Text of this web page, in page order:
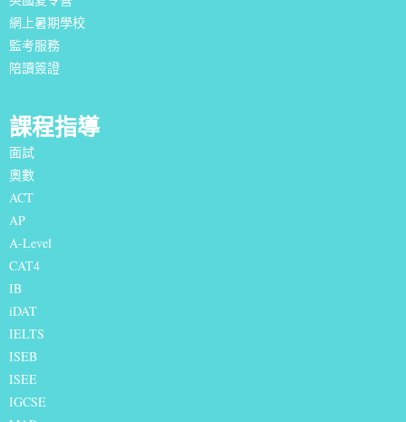
網上暑期學校
監考服務
陪讀簽證
課程指導
面試
奧數
ACT
AP
A-Level
CAT4
IB
iDAT
IELTS
ISEB
ISEE
IGCSE